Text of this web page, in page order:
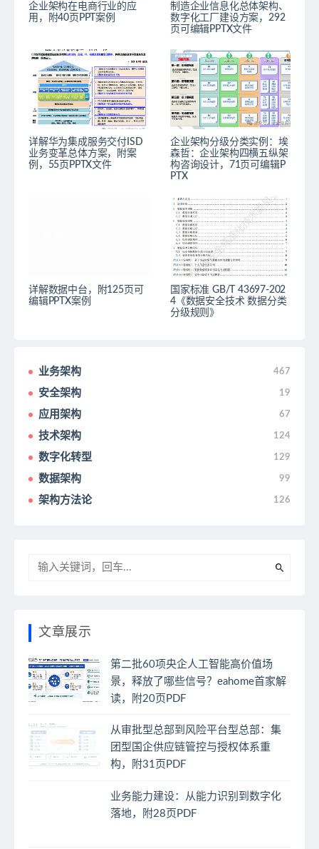
企业架构在电商行业的应
用，附40页PPT案例
制造企业信息化总体架构、
数字化工厂建设方案，292
页可编辑PPTX文件
详解华为集成服务交付ISD
业务变革总体方案，附案
例，55页PPTX文件
企业架构分级分类实例：埃
森哲：企业架构四横五纵架
构咨询设计，71页可编辑P
PTX
详解数据中台，附125页可
编辑PPTX案例
国家标准 GB/T 43697-202
4《数据安全技术 数据分类
分级规则》
业务架构 467
安全架构 19
应用架构 67
技术架构 124
数字化转型 129
数据架构 99
架构方法论 126
文章展示
第二批60项央企人工智能高价值场
景，释放了哪些信号？eahome首家解
读，附20页PDF
从审批型总部到风险平台型总部：集
团型国企供应链管控与授权体系重
构，附31页PDF
业务能力建设：从能力识别到数字化
落地，附28页PDF